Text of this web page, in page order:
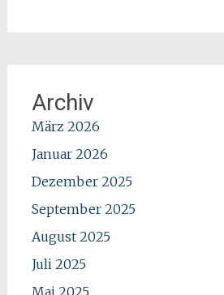
Archiv
März 2026
Januar 2026
Dezember 2025
September 2025
August 2025
Juli 2025
Mai 2025